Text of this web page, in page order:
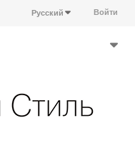
Войти
Русский